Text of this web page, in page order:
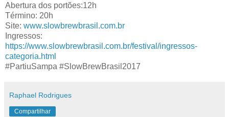
Abertura dos portões:12h
Término: 20h
Site: www.slowbrewbrasil.com.br
Ingressos:
https://www.slowbrewbrasil.com.br/festival/ingressos-
categoria.html
#PartiuSampa #SlowBrewBrasil2017
Raphael Rodrigues
Compartilhar